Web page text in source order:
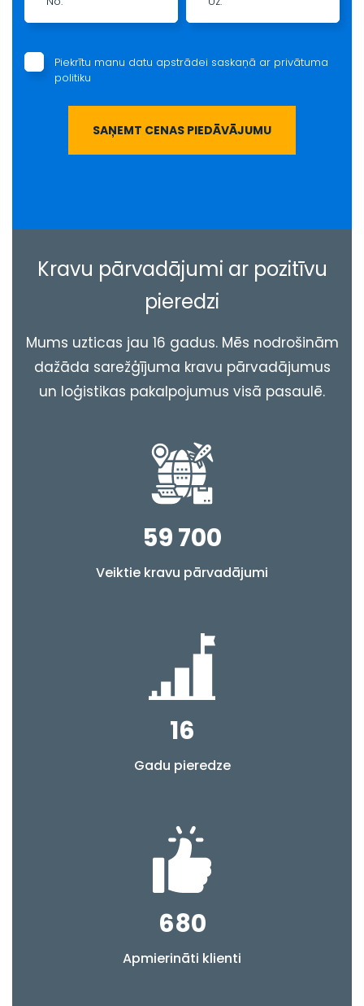
Piekrītu manu datu apstrādei saskaņā ar privātuma
politiku
Kravu pārvadājumi ar pozitīvu
pieredzi
Mums uzticas jau 16 gadus. Mēs nodrošinām
dažāda sarežģījuma kravu pārvadājumus
un loģistikas pakalpojumus visā pasaulē.
59 700
Veiktie kravu pārvadājumi
16
Gadu pieredze
680
Apmierināti klienti